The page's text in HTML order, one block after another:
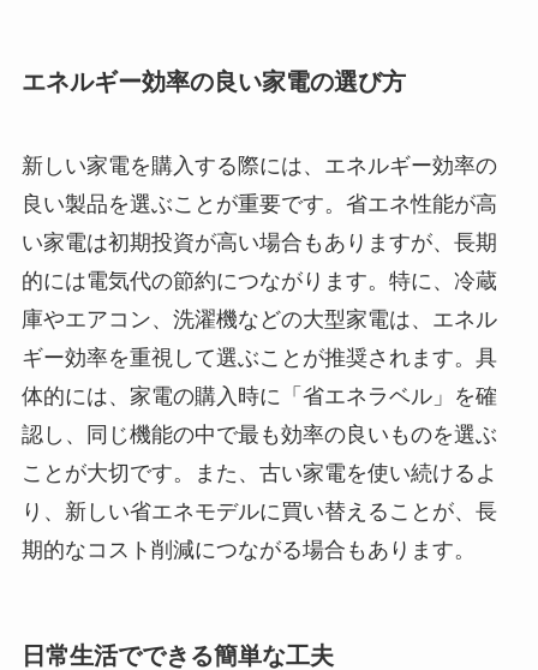
エネルギー効率の良い家電の選び方
新しい家電を購入する際には、エネルギー効率の
良い製品を選ぶことが重要です。省エネ性能が高
い家電は初期投資が高い場合もありますが、長期
的には電気代の節約につながります。特に、冷蔵
庫やエアコン、洗濯機などの大型家電は、エネル
ギー効率を重視して選ぶことが推奨されます。具
体的には、家電の購入時に「省エネラベル」を確
認し、同じ機能の中で最も効率の良いものを選ぶ
ことが大切です。また、古い家電を使い続けるよ
り、新しい省エネモデルに買い替えることが、長
期的なコスト削減につながる場合もあります。
日常生活でできる簡単な工夫